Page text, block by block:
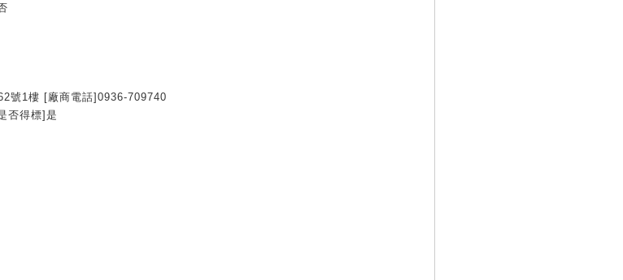
號1樓 [廠商電話]0936-709740
否得標]是